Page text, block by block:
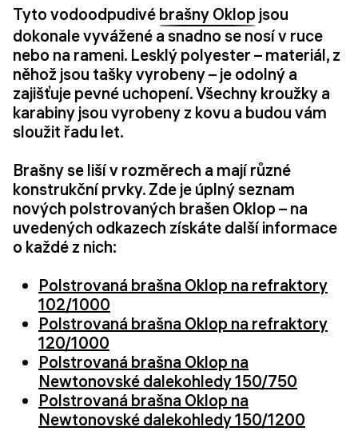
Tyto vodoodpudivé brašny Oklop jsou
dokonale vyvážené a snadno se nosí v ruce
nebo na rameni. Lesklý polyester – materiál, z
něhož jsou tašky vyrobeny – je odolný a
zajišťuje pevné uchopení. Všechny kroužky a
karabiny jsou vyrobeny z kovu a budou vám
sloužit řadu let.
Brašny se liší v rozměrech a mají různé
konstrukční prvky. Zde je úplný seznam
nových polstrovaných brašen Oklop – na
uvedených odkazech získáte další informace
o každé z nich:
Polstrovaná brašna Oklop na refraktory
102/1000
Polstrovaná brašna Oklop na refraktory
120/1000
Polstrovaná brašna Oklop na
Newtonovské dalekohledy 150/750
Polstrovaná brašna Oklop na
Newtonovské dalekohledy 150/1200